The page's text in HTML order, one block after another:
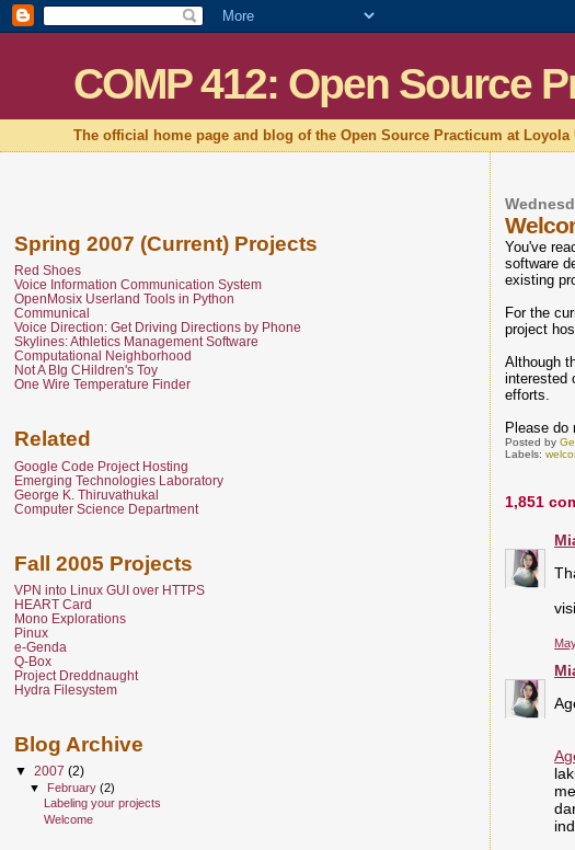
COMP 412: Open Source
The official home page and blog of the Open Source Practicum at
You've
software
existing
For the
project
Although
interested
efforts.
Please
Posted by
Labels:
1,851
Spring 2007 (Current) Projects
Red Shoes
Voice Information Communication System
OpenMosix Userland Tools in Python
Communical
Voice Direction: Get Driving Directions by Phone
Skylines: Athletics Management Software
Computational Neighborhood
Not A BIg CHildren's Toy
One Wire Temperature Finder
Related
Google Code Project Hosting
Emerging Technologies Laboratory
George K. Thiruvathukal
Computer Science Department
Fall 2005 Projects
VPN into Linux GUI over HTTPS
HEART Card
Mono Explorations
Pinux
e-Genda
Q-Box
Project Dreddnaught
Hydra Filesystem
Blog Archive
▼ 2007 (2)
▼ February(2)
Labeling your projects
Welcome